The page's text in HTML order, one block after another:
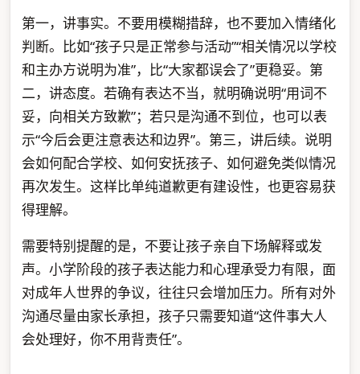
第一，讲事实。不要用模糊措辞，也不要加入情绪化
判断。比如“孩子只是正常参与活动”“相关情况以学校
和主办方说明为准”，比“大家都误会了”更稳妥。第
二，讲态度。若确有表达不当，就明确说明“用词不
妥，向相关方致歉”；若只是沟通不到位，也可以表
示“今后会更注意表达和边界”。第三，讲后续。说明
会如何配合学校、如何安抚孩子、如何避免类似情况
再次发生。这样比单纯道歉更有建设性，也更容易获
得理解。
需要特别提醒的是，不要让孩子亲自下场解释或发
声。小学阶段的孩子表达能力和心理承受力有限，面
对成年人世界的争议，往往只会增加压力。所有对外
沟通尽量由家长承担，孩子只需要知道“这件事大人
会处理好，你不用背责任”。